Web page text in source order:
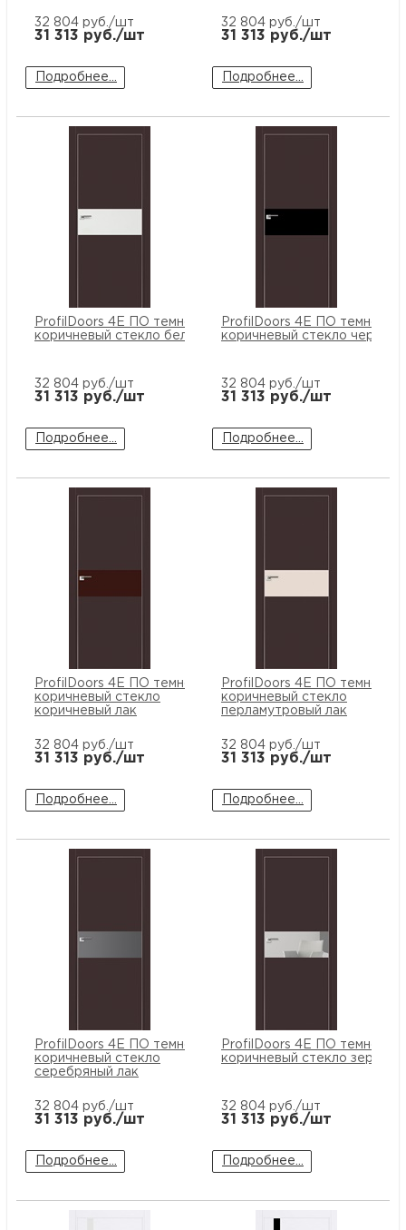
32 804 руб./шт
31 313 руб./шт
Подробнее...
32 804 руб./шт
31 313 руб./шт
Подробнее...
ProfilDoors 4E ПО темно
коричневый стекло белый лак
32 804 руб./шт
31 313 руб./шт
Подробнее...
ProfilDoors 4E ПО темно
коричневый стекло черный
32 804 руб./шт
31 313 руб./шт
Подробнее...
ProfilDoors 4E ПО темно
коричневый стекло
коричневый лак
32 804 руб./шт
31 313 руб./шт
Подробнее...
ProfilDoors 4E ПО темно
коричневый стекло
перламутровый лак
32 804 руб./шт
31 313 руб./шт
Подробнее...
ProfilDoors 4E ПО темно
коричневый стекло
серебряный лак
32 804 руб./шт
31 313 руб./шт
Подробнее...
ProfilDoors 4E ПО темно
коричневый стекло зеркало
32 804 руб./шт
31 313 руб./шт
Подробнее...